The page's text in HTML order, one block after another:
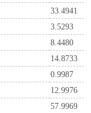
33.4941
3.5293
8.4480
14.8733
0.9987
12.9976
57.9969